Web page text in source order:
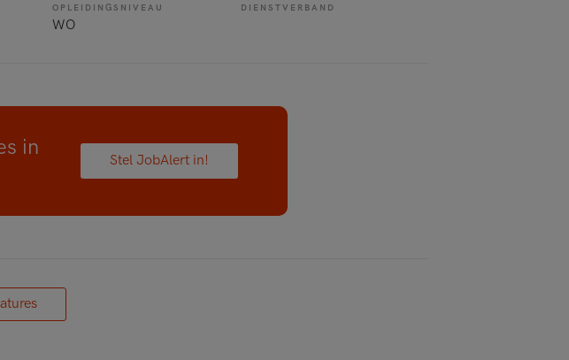
OPLEIDINGSNIVEAU
WO
DIENSTVERBAND
in
Stel JobAlert in!